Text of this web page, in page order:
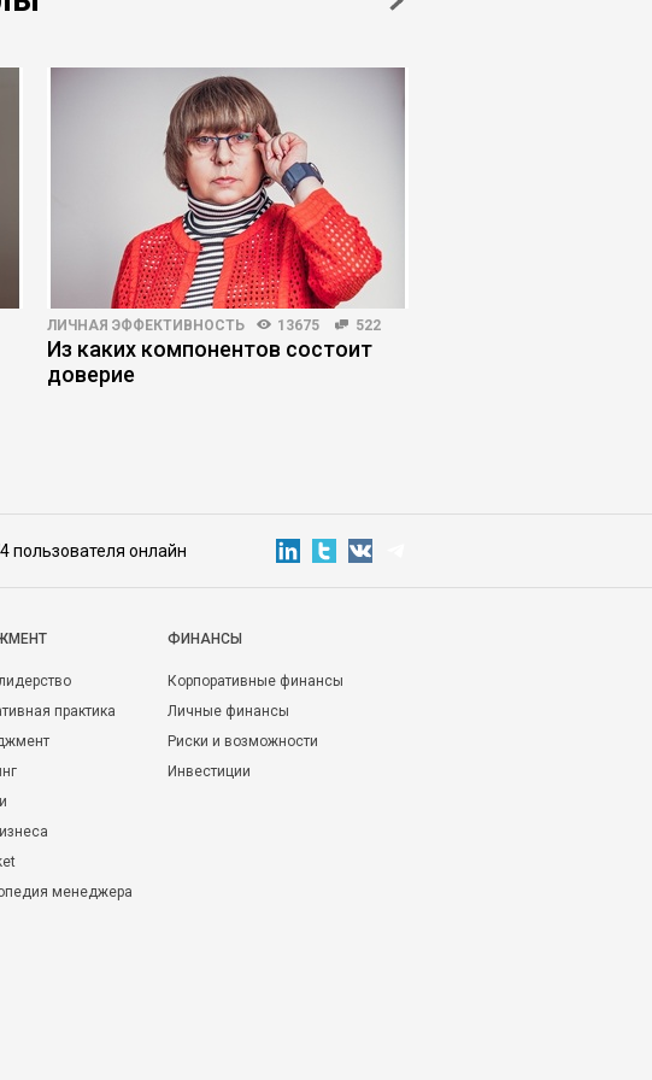
ЛИЧНАЯ ЭФФЕКТИВНОСТЬ 13675 522
Из каких компонентов состоит
доверие
пользователя онлайн
практика
менеджера
ФИНАНСЫ
Корпоративные финансы
Личные финансы
Риски и возможности
Инвестиции